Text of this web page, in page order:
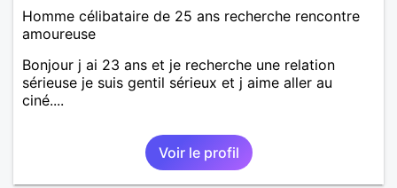
Homme célibataire de 25 ans recherche rencontre
amoureuse
Bonjour j ai 23 ans et je recherche une relation
sérieuse je suis gentil sérieux et j aime aller au
ciné....
Voir le profil